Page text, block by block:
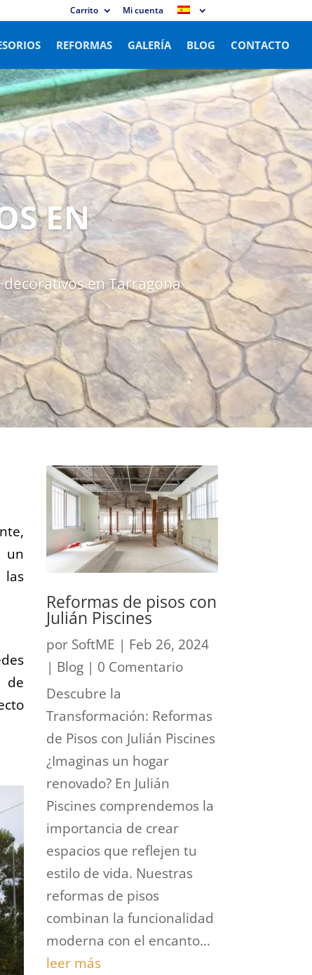
Carrito Mi cuenta
REFORMAS GALERÍA BLOG CONTACTO
EN
en Tarragona
un
las
de
Reformas de pisos con
Julián Piscines
por SoftME | Feb 26, 2024
| Blog| 0 Comentario
Descubre la
Transformación: Reformas
de Pisos con Julián Piscines
¿Imaginas un hogar
renovado? En Julián
Piscines comprendemos la
importancia de crear
espacios que reflejen tu
estilo de vida. Nuestras
reformas de pisos
combinan la funcionalidad
moderna con el encanto...
leer más